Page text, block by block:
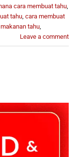
cara membuat tahu
tahu cara membuat
makanan tahu
Leave a comment